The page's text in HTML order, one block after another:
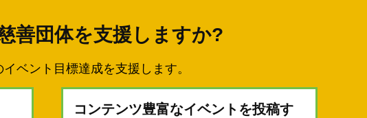
善団体を支援しますか?
ベント目標達成を支援します。
コンテンツ豊富なイベントを投稿す